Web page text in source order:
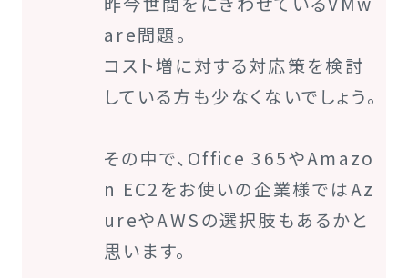
are問題。
コスト増に対する対応策を検討
している方も少なくないでしょう。
その中で、Office 365やAmazo
n EC2をお使いの企業様ではAz
ureやAWSの選択肢もあるかと
思います。